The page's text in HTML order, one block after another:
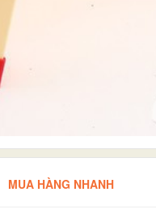
MUA HÀNG NHANH